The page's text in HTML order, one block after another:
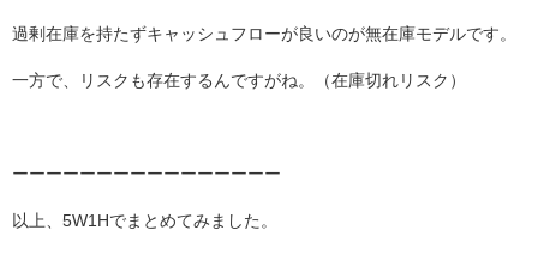
過剰在庫を持たずキャッシュフローが良いのが無在庫モデルです。
一方で、リスクも存在するんですがね。（在庫切れリスク）
ーーーーーーーーーーーーーーーー
以上、5W1Hでまとめてみました。